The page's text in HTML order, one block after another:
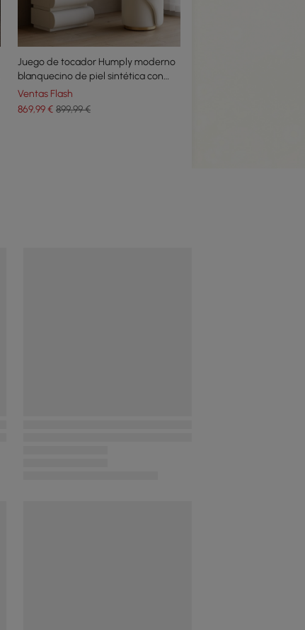
Juego de tocador Humply moderno
blanquecino de piel sintética con
taburete y espejo LED
Ventas Flash
869,99€ 899,99 €